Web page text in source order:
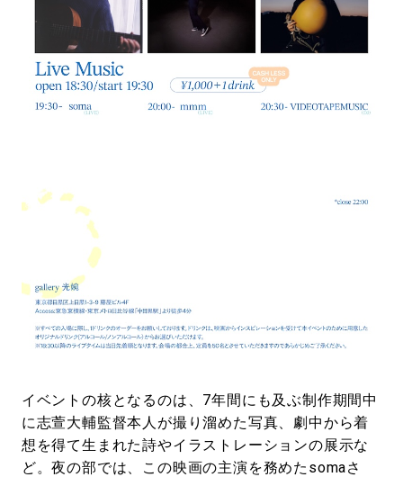
イベントの核となるのは、7年間にも及ぶ制作期間中
に志萱⼤輔監督本人が撮り溜めた写真、劇中から着
想を得て生まれた詩やイラストレーションの展示な
ど。夜の部では、この映画の主演を務めたsomaさ